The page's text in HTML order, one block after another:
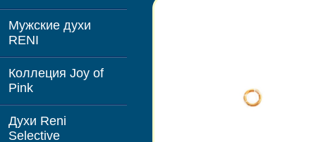
Мужские духи
RENI
Коллеция Joy of
Pink
Духи Reni
Selective